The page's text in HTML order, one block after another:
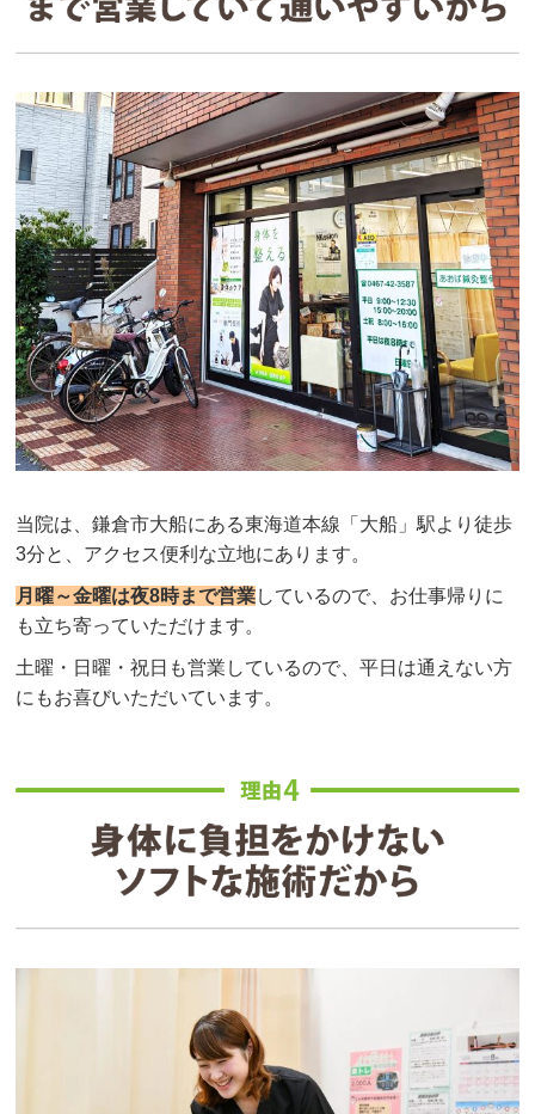
当院は、鎌倉市大船にある東海道本線「大船」駅より徒歩
3分と、アクセス便利な立地にあります。
月曜～金曜は夜8時まで営業しているので、お仕事帰りに
も立ち寄っていただけます。
土曜・日曜・祝日も営業しているので、平日は通えない方
にもお喜びいただいています。